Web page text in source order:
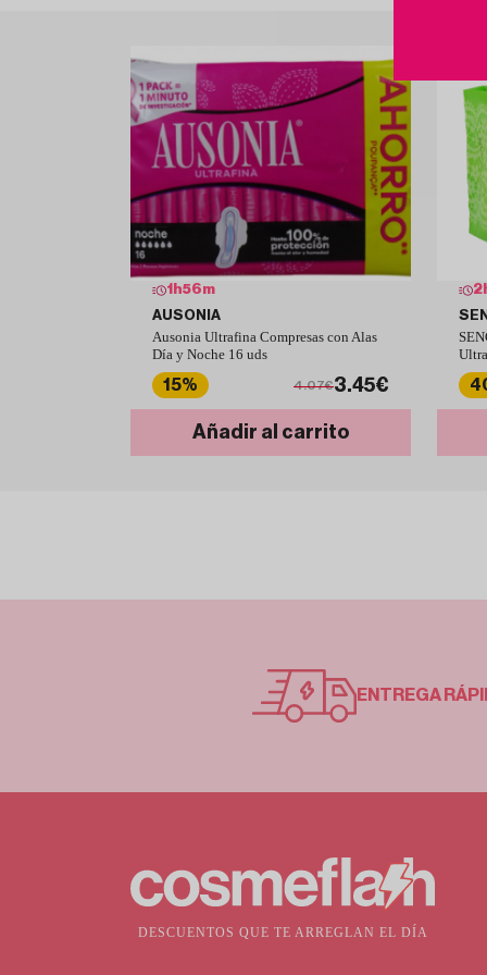
1 h56m
AUSONIA
Ausonia Ultrafina Compresas con Alas
Día y Noche 16 uds
15% 4.07€3.45€
Añadir al carrito
2
ENTREGA
DESCUENTOS QUE TE ARREGLAN EL DÍA